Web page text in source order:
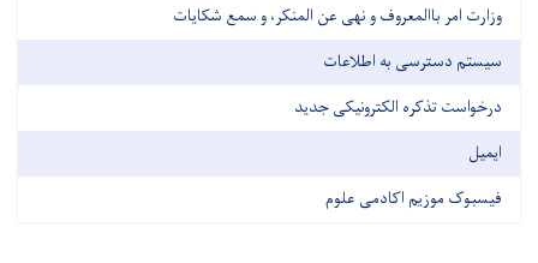
وزارت امر باالمعروف و نهی عن المنکر، و سمع شکایات
سیستم دسترسی به اطلاعات
درخواست تذکره الکترونیکی جدید
ایمیل
فیسبوک موزیم اکادمی علوم